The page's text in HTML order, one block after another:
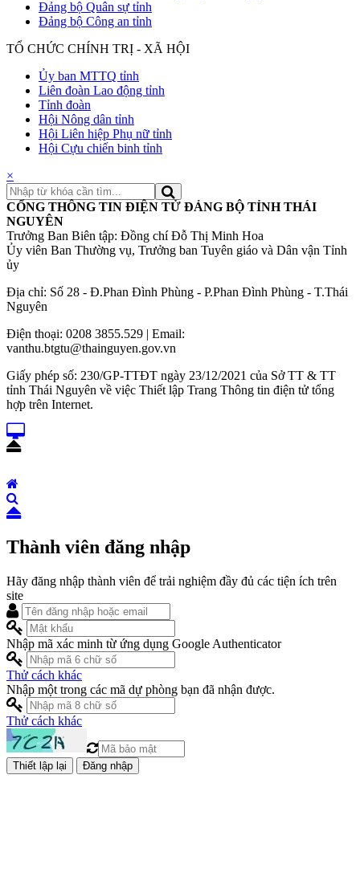
Đảng bộ Quân sự tỉnh
Đảng bộ Công an tỉnh
TỔ CHỨC CHÍNH TRỊ - XÃ HỘI
Ủy ban MTTQ tỉnh
Liên đoàn Lao động tỉnh
Tỉnh đoàn
Hội Nông dân tỉnh
Hội Liên hiệp Phụ nữ tỉnh
Hội Cựu chiến binh tỉnh
×
CỔNG THÔNG TIN ĐIỆN TỬ ĐẢNG BỘ TỈNH THÁI
NGUYÊN
Trưởng Ban Biên tập: Đồng chí Đỗ Thị Minh Hoa
Ủy viên Ban Thường vụ, Trưởng ban Tuyên giáo và Dân vận Tỉnh
ủy
Địa chỉ: Số 28 - Đ.Phan Đình Phùng - P.Phan Đình Phùng - T.Thái
Nguyên
Điện thoại: 0208 3855.529 | Email:
vanthu.btgtu@thainguyen.gov.vn
Giấy phép số: 230/GP-TTĐT ngày 23/12/2021 của Sở TT & TT
tỉnh Thái Nguyên về việc Thiết lập Trang Thông tin điện tử tổng
hợp trên Internet.
Thành viên đăng nhập
Hãy đăng nhập thành viên để trải nghiệm đầy đủ các tiện ích trên
site
Nhập mã xác minh từ ứng dụng Google Authenticator
Thử cách khác
Nhập một trong các mã dự phòng bạn đã nhận được.
Thử cách khác
Đăng nhập